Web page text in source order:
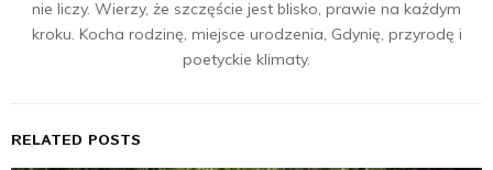
nie liczy. Wierzy, że szczęście jest blisko, prawie na każdym
kroku. Kocha rodzinę, miejsce urodzenia, Gdynię, przyrodę i
poetyckie klimaty.
RELATED POSTS